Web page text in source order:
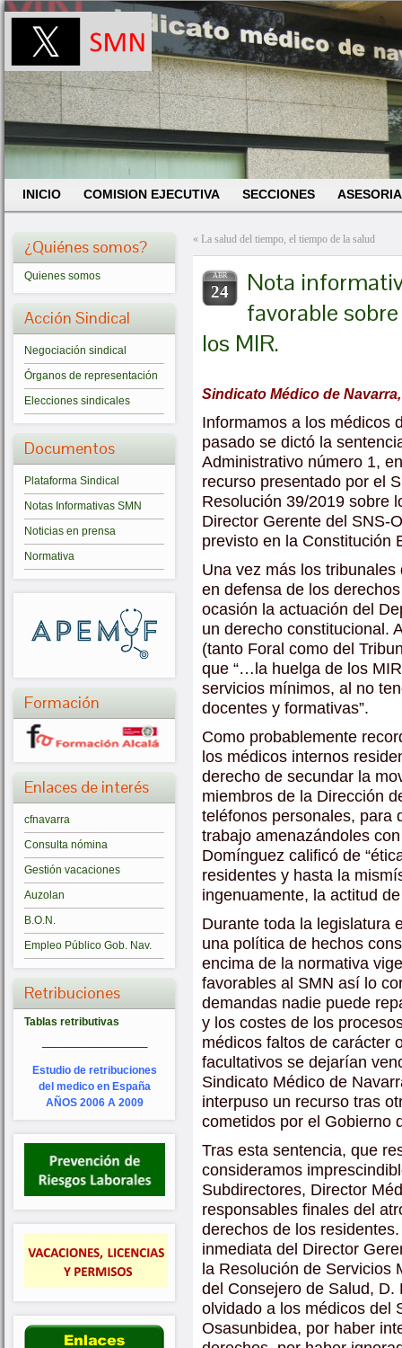
INICIO COMISION EJECUTIVA SECCIONES
¿Quiénes somos?
Quienes somos
Acción Sindical
Negociación sindical
Órganos de representación
Elecciones sindicales
Documentos
Plataforma Sindical
Notas Informativas SMN
Noticias en prensa
Normativa
Formación
Enlaces de interés
cfnavarra
Consulta nómina
Gestión vacaciones
Auzolan
B.O.N.
Empleo Público Gob. Nav.
Retribuciones
Tablas retributivas
Estudio de retribuciones
del medico en España
AÑOS 2006 A 2009
« La salud del tiempo, el tiempo de la salud
ABR
24
Nota
favorable
los MIR.
Sindicato Médico de
Informamos a los médicos
pasado se dictó la
Administrativo número 1,
recurso presentado por el
Resolución 39/2019 sobre
Director Gerente del SNS-
previsto en la Constitución
Una vez más los
en defensa de los
ocasión la actuación del
un derecho constitucional.
(tanto Foral como del
que “…la huelga de los
servicios mínimos, al no
docentes y formativas”.
Como probablemente
los médicos internos
derecho de secundar la
miembros de la Dirección
teléfonos personales, para
trabajo amenazándoles
Domínguez calificó de
residentes y hasta la
ingenuamente, la actitud
Durante toda la legislatura
una política de hechos
encima de la normativa
favorables al SMN así lo
demandas nadie puede
y los costes de los
médicos faltos de carácter
facultativos se dejarían
Sindicato Médico de
interpuso un recurso tras
cometidos por el Gobierno
Tras esta sentencia, que
consideramos
Subdirectores, Director
responsables finales del
derechos de los
inmediata del Director
la Resolución de Servicios
del Consejero de Salud,
olvidado a los médicos del
Osasunbidea, por haber